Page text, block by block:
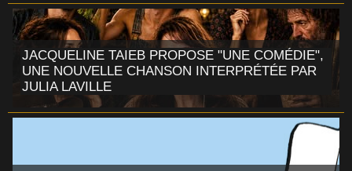
JACQUELINE TAIEB PROPOSE "UNE COMÉDIE",
UNE NOUVELLE CHANSON INTERPRÉTÉE PAR
JULIA LAVILLE